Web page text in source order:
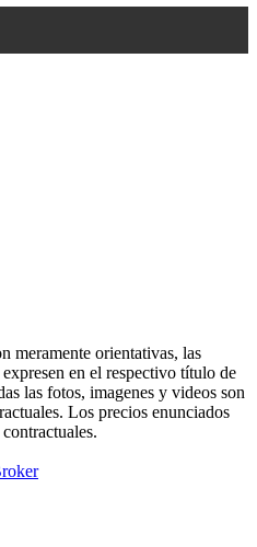
meramente orientativas, las
en el respectivo título de
las fotos, imagenes y videos son
Los precios enunciados